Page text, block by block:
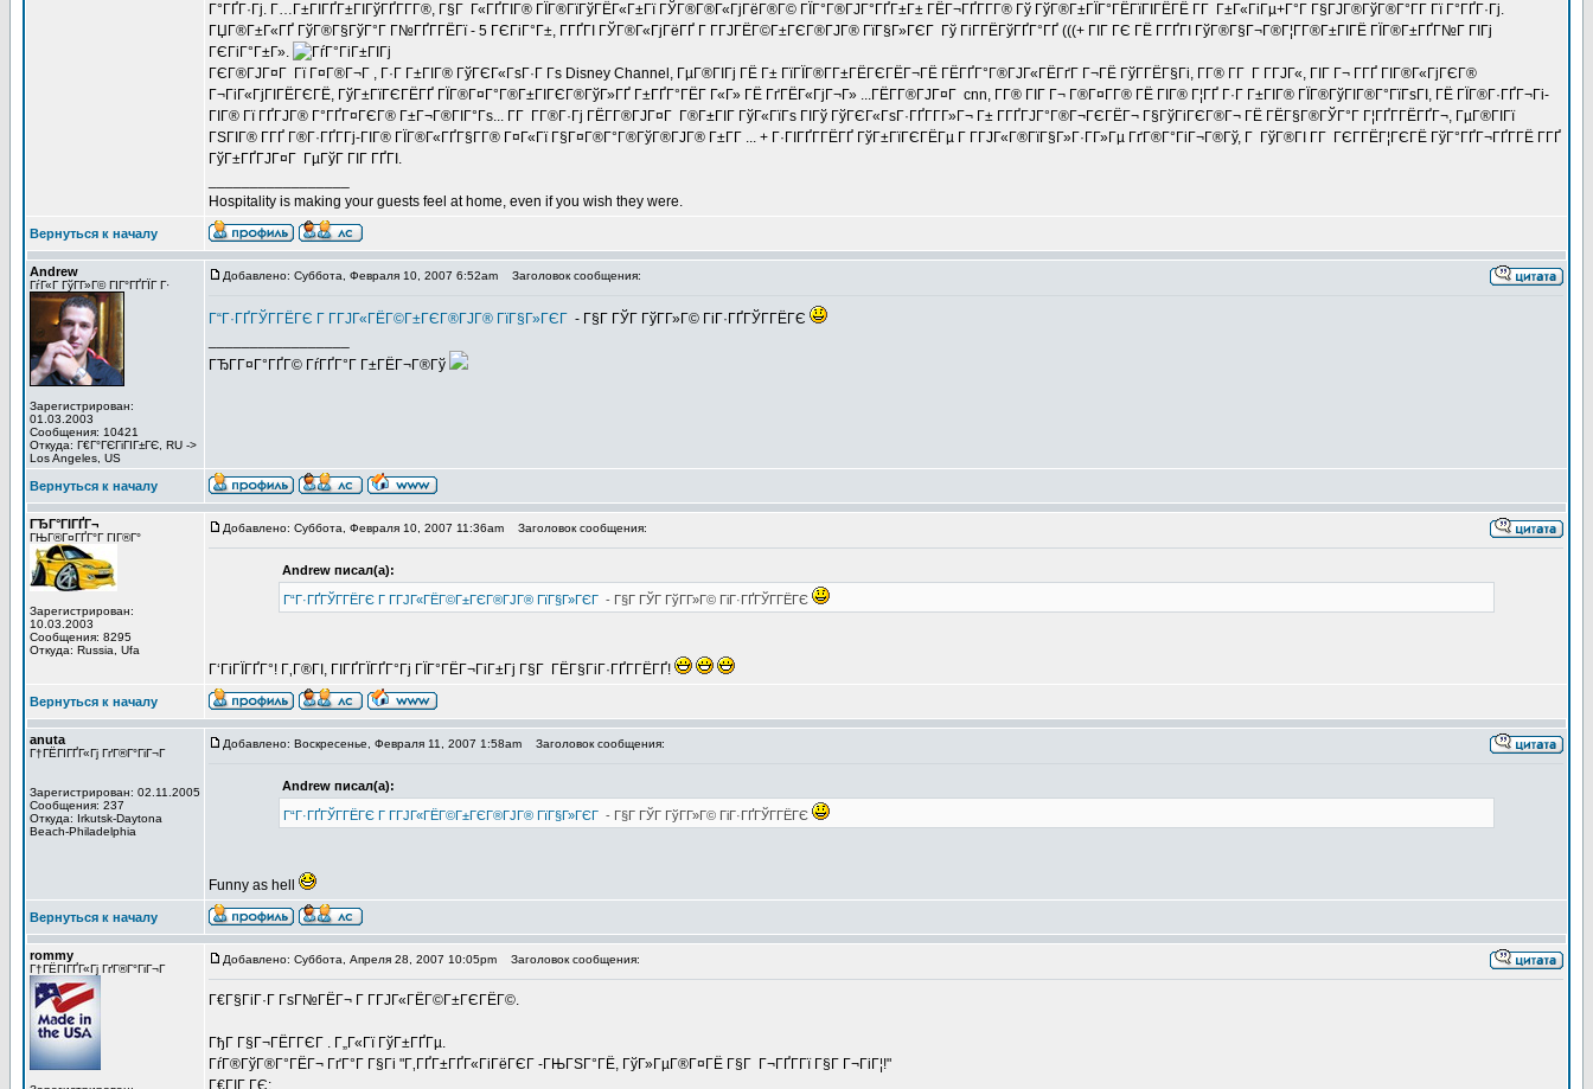
Г°ГҐГ·Гј. Г…Г±ГІГҐГ±ГІГўГҐГ­Г­Г®, Г§Г Г«ГҐГІГ® ГЇГ®ГїГўГЁГ«Г±Гї ГЎГ®Г®Г«ГјГёГ®Г© ГЇГ°Г®ГЈГ°ГҐГ±Г± ГЁГ¬ГҐГ­Г­Г® Гў ГўГ®Г±ГЇГ°ГЁГїГІГЁГЁ Г­Г Г±Г«ГіГµ+Г°Г Г§ГЈГ®ГўГ®Г°Г­Г Гї Г°ГҐГ·Гј.
ГЏГ®Г±Г«ГҐ ГўГ®Г§ГўГ°Г Г№ГҐГ­ГЁГї - 5 ГЄГіГ°Г±, Г­ГҐГІ ГЎГ®Г«ГјГёГҐ Г Г­ГЈГЁГ©Г±ГЄГ®ГЈГ® ГїГ§Г»ГЄГ Гў ГіГ­ГЁГўГҐГ°ГҐ (((+ ГІГ ГЄ ГЁ Г­ГҐГІ ГўГ®Г§Г¬Г®Г¦Г­Г®Г±ГІГЁ ГЇГ®Г±ГҐГ№Г ГІГј
ГЄГіГ°Г±Г».
ГЄГ®ГЈГ¤Г Гї Г¤Г®Г¬Г , Г·Г Г±ГІГ® ГўГЄГ«ГѕГ·Г Гѕ Disney Channel, ГµГ®ГІГј ГЁ Г± ГїГЇГ®Г­Г±ГЁГЄГЁГ¬ГЁ ГЁГҐГ°Г®ГЈГ«ГЁГґГ Г¬ГЁ ГўГ­ГЁГ§Гі, Г­Г® Г­Г Г Г­ГЈГ«, ГІГ Г¬ Г­ГҐ ГІГ®Г«ГјГЄГ®
Г¬ГіГ«ГјГІГЁГЄГЁ, ГўГ±ГїГЄГЁГҐ ГЇГ®Г¤Г°Г®Г±ГІГЄГ®ГўГ»ГҐ Г±ГҐГ°ГЁГ Г«Г» ГЁ ГґГЁГ«ГјГ¬Г» ...ГЁГ­Г®ГЈГ¤Г cnn, Г­Г® ГІГ Г¬ Г®Г¤Г­Г® ГЁ ГІГ® Г¦ГҐ Г·Г Г±ГІГ® ГЇГ®ГўГІГ®Г°ГїГѕГІ, ГЁ ГЇГ®Г·ГҐГ¬Гі-
ГІГ® Гї ГҐГЈГ® Г°ГҐГ¤ГЄГ® Г±Г¬Г®ГІГ°Гѕ... Г­Г Г­Г®Г·Гј ГЁГ­Г®ГЈГ¤Г Г®Г±ГІГ ГўГ«ГїГѕ ГІГў ГўГЄГ«ГѕГ·ГҐГ­Г­Г»Г¬ Г± Г­ГҐГЈГ°Г®Г¬ГЄГЁГ¬ Г§ГўГіГЄГ®Г¬ ГЁ ГЁГ§Г®ГЎГ°Г Г¦ГҐГ­ГЁГҐГ¬, ГµГ®ГІГї
ГЅГІГ® Г­ГҐ Г®Г·ГҐГ­Гј-ГІГ® ГЇГ®Г«ГҐГ§Г­Г® Г¤Г«Гї Г§Г¤Г®Г°Г®ГўГ®ГЈГ® Г±Г­Г ... + Г·ГІГҐГ­ГЁГҐ ГўГ±ГїГЄГЁГµ Г Г­ГЈГ«Г®ГїГ§Г»Г·Г­Г»Гµ ГґГ®Г°ГіГ¬Г®Гў, Г ГўГ®ГІ Г­Г ГЄГ­ГЁГ¦ГЄГЁ ГўГ°ГҐГ¬ГҐГ­ГЁ Г­ГҐ
ГўГ±ГҐГЈГ¤Г ГµГўГ ГІГ ГҐГІ.
Hospitality is making your guests feel at home, even if you wish they were.
Вернуться к началу
Andrew
ГѓГ«Г ГўГ­Г»Г© ГІГ°ГҐГЇГ Г·
Зарегистрирован:
01.03.2003
Сообщения: 10421
Откуда: Г€Г°ГЄГіГІГ±ГЄ, RU ->
Los Angeles, US
Добавлено: Суббота, Февраля 10, 2007 6:52am Заголовок сообщения:
Г“Г·ГҐГЎГ­ГЁГЄ Г Г­ГЈГ«ГЁГ©Г±ГЄГ®ГЈГ® ГїГ§Г»ГЄГ - Г§Г ГЎГ ГўГ­Г»Г© ГіГ·ГҐГЎГ­ГЁГЄ
ГЂГ­Г¤Г°ГҐГ© ГѓГҐГ°Г Г±ГЁГ¬Г®Гў
Вернуться к началу
ГЂГ°ГІГҐГ¬
ГЊГ®Г¤ГҐГ°Г ГІГ®Г°
Зарегистрирован:
10.03.2003
Сообщения: 8295
Откуда: Russia, Ufa
Добавлено: Суббота, Февраля 10, 2007 11:36am Заголовок сообщения:
Andrew писал(а):
Г“Г·ГҐГЎГ­ГЁГЄ Г Г­ГЈГ«ГЁГ©Г±ГЄГ®ГЈГ® ГїГ§Г»ГЄГ - Г§Г ГЎГ ГўГ­Г»Г© ГіГ·ГҐГЎГ­ГЁГЄ
Г‘ГіГЇГҐГ°! Г‚Г®ГІ, ГІГҐГЇГҐГ°Гј ГЇГ°ГЁГ¬ГіГ±Гј Г§Г ГЁГ§ГіГ·ГҐГ­ГЁГҐ!
Вернуться к началу
anuta
Г†ГЁГІГҐГ«Гј ГґГ®Г°ГіГ¬Г
Зарегистрирован: 02.11.2005
Сообщения: 237
Откуда: Irkutsk-Daytona
Beach-Philadelphia
Добавлено: Воскресенье, Февраля 11, 2007 1:58am Заголовок сообщения:
Andrew писал(а):
Г“Г·ГҐГЎГ­ГЁГЄ Г Г­ГЈГ«ГЁГ©Г±ГЄГ®ГЈГ® ГїГ§Г»ГЄГ - Г§Г ГЎГ ГўГ­Г»Г© ГіГ·ГҐГЎГ­ГЁГЄ
Funny as hell
Вернуться к началу
rommy
Г†ГЁГІГҐГ«Гј ГґГ®Г°ГіГ¬Г
Добавлено: Суббота, Апреля 28, 2007 10:05pm Заголовок сообщения:
Г€Г§ГіГ·Г ГѕГ№ГЁГ¬ Г Г­ГЈГ«ГЁГ©Г±ГЄГЁГ©.
ГђГ Г§Г¬ГЁГ­ГЄГ . Г„Г«Гї ГўГ±ГҐГµ.
ГѓГ®ГўГ®Г°ГЁГ¬ ГґГ°Г Г§Гі "Г‚ГҐГ±ГҐГ«ГіГёГЄГ -ГЊГЅГ°ГЁ, ГўГ»ГµГ®Г¤ГЁ Г§Г Г¬ГҐГ­Гї Г§Г Г¬ГіГ¦!"
Г€ГІГ ГЄ: